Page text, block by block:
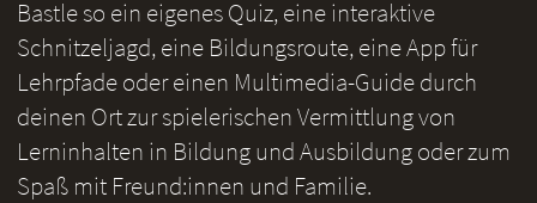
Bastle so ein eigenes Quiz, eine interaktive
Schnitzeljagd, eine Bildungsroute, eine App für
Lehrpfade oder einen Multimedia-Guide durch
deinen Ort zur spielerischen Vermittlung von
Lerninhalten in Bildung und Ausbildung oder zum
Spaß mit Freund:innen und Familie.